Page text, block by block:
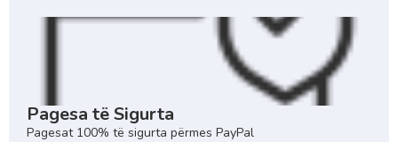
Pagesa të Sigurta
Pagesat 100% të sigurta përmes PayPal